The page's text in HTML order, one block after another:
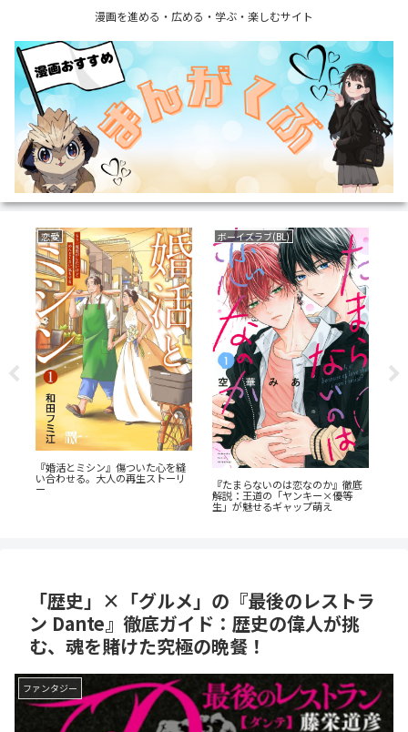
漫画を進める・広める・学ぶ・楽しむサイト
恋愛
『婚活とミシン』傷ついた心を縫
い合わせる。大人の再生ストーリ
ー
ボーイズラブ(BL)
『たまらないのは恋なのか』徹底
解説：王道の「ヤンキー×優等
生」が魅せるギャップ萌え
「歴史」×「グルメ」の『最後のレストラ
ン Dante』徹底ガイド：歴史の偉人が挑
む、魂を賭けた究極の晩餐！
ファンタジー